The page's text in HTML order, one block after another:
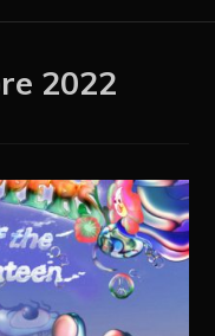
2022